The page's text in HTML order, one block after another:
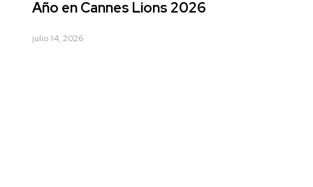
Año en Cannes Lions 2026
julio 14, 2026